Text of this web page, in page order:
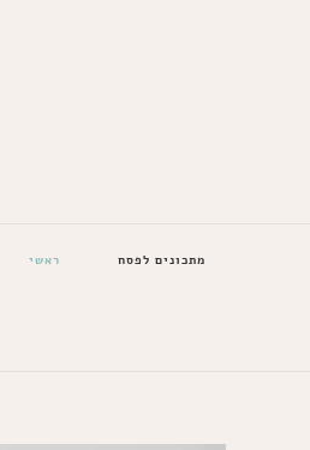
מתכונים לפסח ראשי